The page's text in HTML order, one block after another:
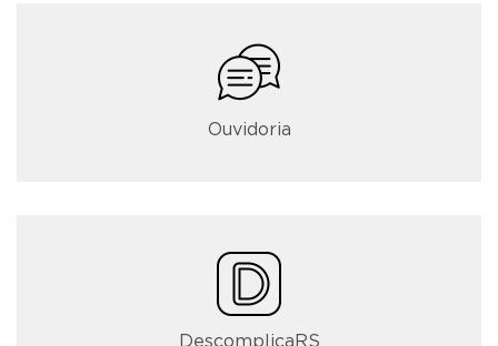
Ouvidoria
DescomplicaRS